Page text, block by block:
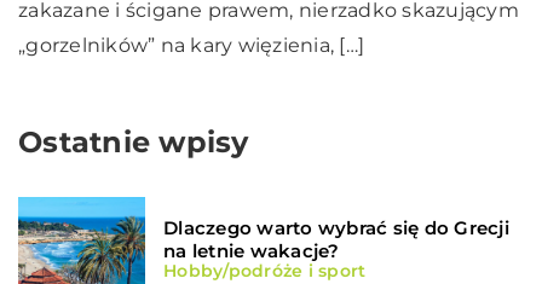
zakazane i ścigane prawem, nierzadko skazującym
„gorzelników” na kary więzienia, […]
Ostatnie wpisy
Dlaczego warto wybrać się do Grecji
na letnie wakacje?
Hobby/podróże i sport